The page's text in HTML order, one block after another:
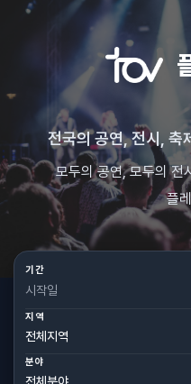
전국의 공연, 전시, 축
모두의 공연, 모두의 전
플
기간
지역
분야